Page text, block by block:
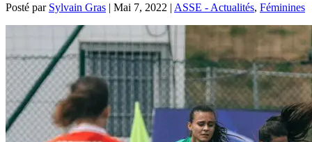
Posté par Sylvain Gras | Mai 7, 2022 | ASSE - Actualités, Féminines